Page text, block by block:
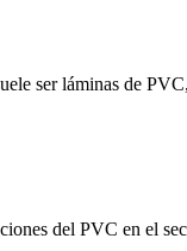
ser láminas de
del PVC en el